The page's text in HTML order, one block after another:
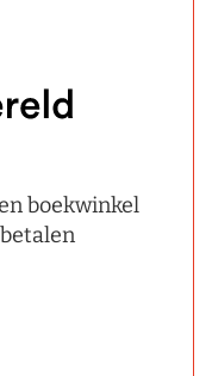
boekwinkel